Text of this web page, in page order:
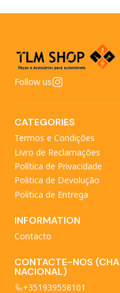
Follow us
CATEGORIES
Termos e Condições
Livro de Reclamações
Política de Privacidade
Politica de Devolução
Politica de Entrega
INFORMATION
Contacto
CONTACTE-NOS
NACIONAL)
+351939558101